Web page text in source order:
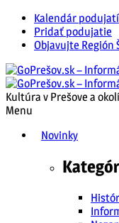
Kalendár podujatí
Pridať podujatie
Objavujte Región
Kultúra v Prešove a okolí
Menu
Novinky